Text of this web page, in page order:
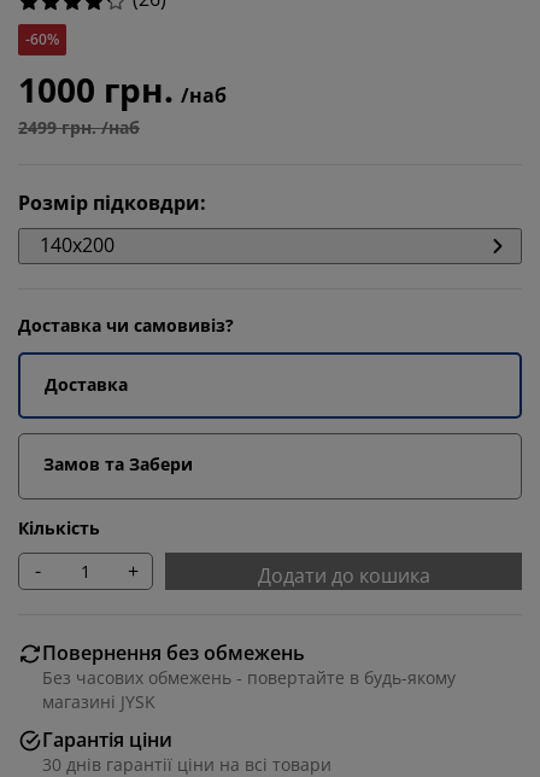
-60%
1000 грн. /наб
2499 грн. /наб
Розмір підковдри:
140x200
Доставка чи самовивіз?
Доставка
Замов та Забери
Кількість
- + Додати до кошика
Повернення без обмежень
Без часових обмежень - повертайте в будь-якому
магазині JYSK
Гарантія ціни
30 днів гарантії ціни на всі товари